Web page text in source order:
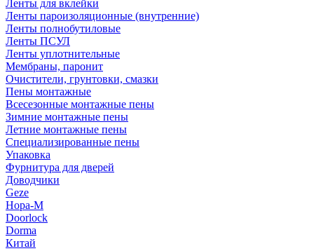
Ленты для вклейки
Ленты пароизоляционные (внутренние)
Ленты полнобутиловые
Ленты ПСУЛ
Ленты уплотнительные
Мембраны, паронит
Очистители, грунтовки, смазки
Пены монтажные
Всесезонные монтажные пены
Зимние монтажные пены
Летние монтажные пены
Специализированные пены
Упаковка
Фурнитура для дверей
Доводчики
Geze
Нора-М
Doorlock
Dorma
Китай